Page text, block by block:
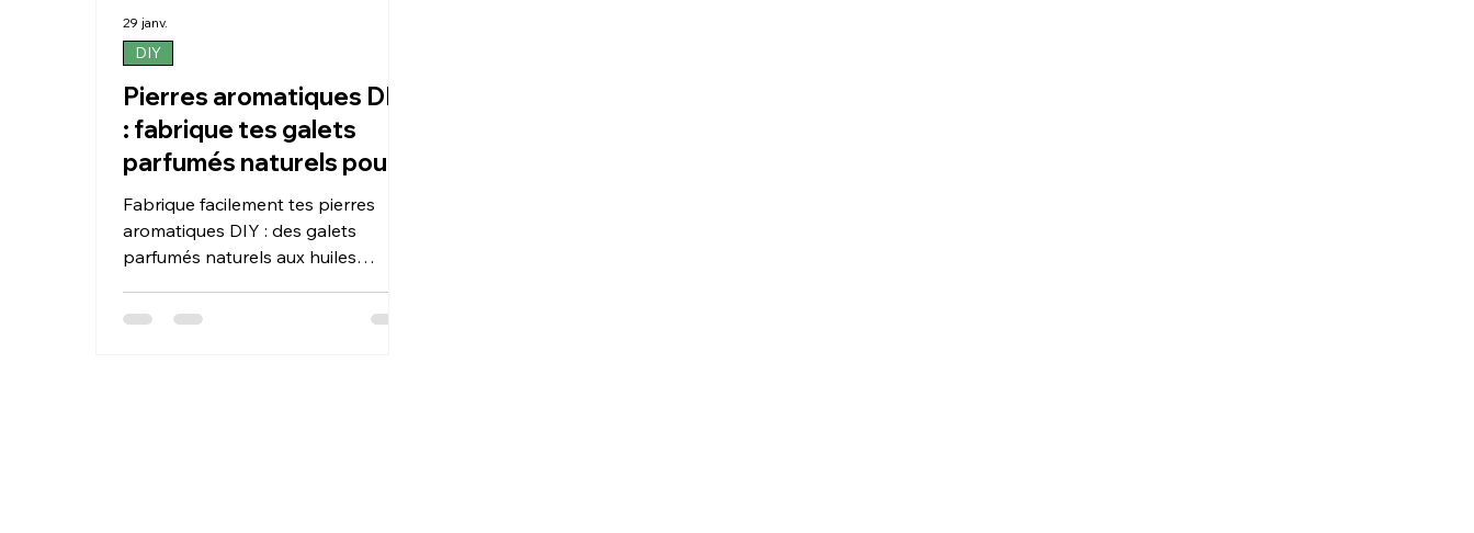
Pierres aromatiques DIY
: fabrique tes galets
parfumés naturels pour
la maison
Fabrique facilement tes pierres
aromatiques DIY : des galets
parfumés naturels aux huiles
maison. Recette simple, déco et
DIY
29 janv.